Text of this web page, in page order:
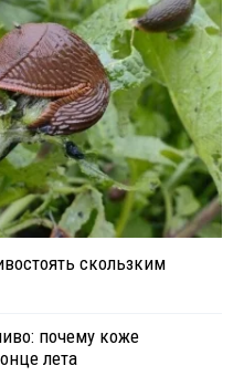
скользким
почему коже
лета